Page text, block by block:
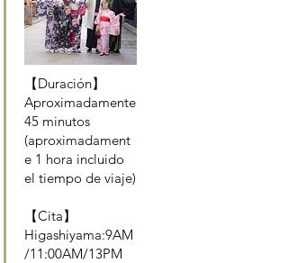
【Duración】
Aproximadamente
45 minutos
(aproximadament
e 1 hora incluido
el tiempo de viaje)
【Cita】
Higashiyama:9AM
/11:00AM/13PM